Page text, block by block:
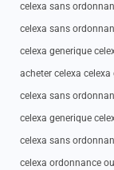
celexa sans
celexa sans
celexa generique
acheter celexa celexa
celexa sans
celexa generique
celexa sans
celexa ordonnance